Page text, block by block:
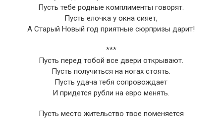
Пусть тебе родные комплименты говорят.
Пусть елочка у окна сияет,
А Старый Новый год приятные сюрпризы дарит!
***
Пусть перед тобой все двери открывают.
Пусть получиться на ногах стоять.
Пусть удача тебя сопровождает
И придется рубли на евро менять.
Пусть место жительство твое поменяется